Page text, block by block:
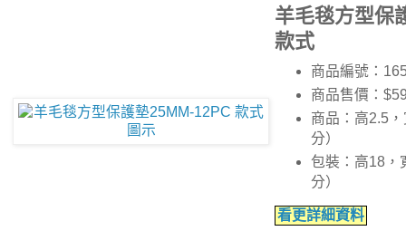
羊毛毯方型保
款式
商品編號：
商品售價：
商品：高2.5
分）
包裝：高18，
分）
看更詳細資料